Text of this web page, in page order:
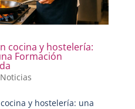
cocina y hostelería:
Formación
Noticias
y hostelería: una